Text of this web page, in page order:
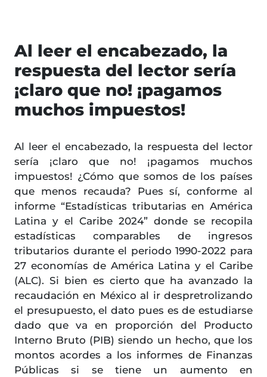
Al leer el encabezado, la
respuesta del lector sería
¡claro que no! ¡pagamos
muchos impuestos!
Al leer el encabezado, la respuesta del lector
sería ¡claro que no! ¡pagamos muchos
impuestos! ¿Cómo que somos de los países
que menos recauda? Pues sí, conforme al
informe “Estadísticas tributarias en América
Latina y el Caribe 2024” donde se recopila
estadísticas comparables de ingresos
tributarios durante el periodo 1990-2022 para
27 economías de América Latina y el Caribe
(ALC). Si bien es cierto que ha avanzado la
recaudación en México al ir despretrolizando
el presupuesto, el dato pues es de estudiarse
dado que va en proporción del Producto
Interno Bruto (PIB) siendo un hecho, que los
montos acordes a los informes de Finanzas
Públicas si se tiene un aumento en